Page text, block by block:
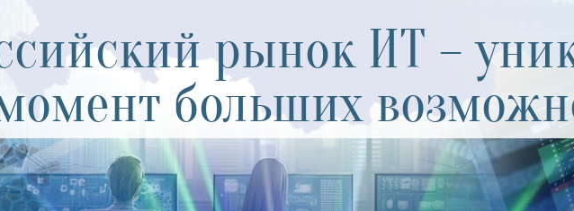
рынок ИТ –
больших